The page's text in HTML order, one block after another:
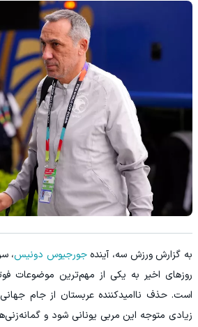
به گزارش ورزش سه، آیندهجورجیوس دونیس،
روزهای اخیر به یکی از مهم‌ترین موضوعات
زیادی متوجه این مربی یونانی شود و